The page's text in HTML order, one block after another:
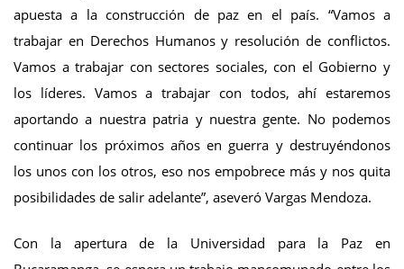
apuesta a la construcción de paz en el país. “Vamos a
trabajar en Derechos Humanos y resolución de conflictos.
Vamos a trabajar con sectores sociales, con el Gobierno y
los líderes. Vamos a trabajar con todos, ahí estaremos
aportando a nuestra patria y nuestra gente. No podemos
continuar los próximos años en guerra y destruyéndonos
los unos con los otros, eso nos empobrece más y nos quita
posibilidades de salir adelante”, aseveró Vargas Mendoza.
Con la apertura de la Universidad para la Paz en